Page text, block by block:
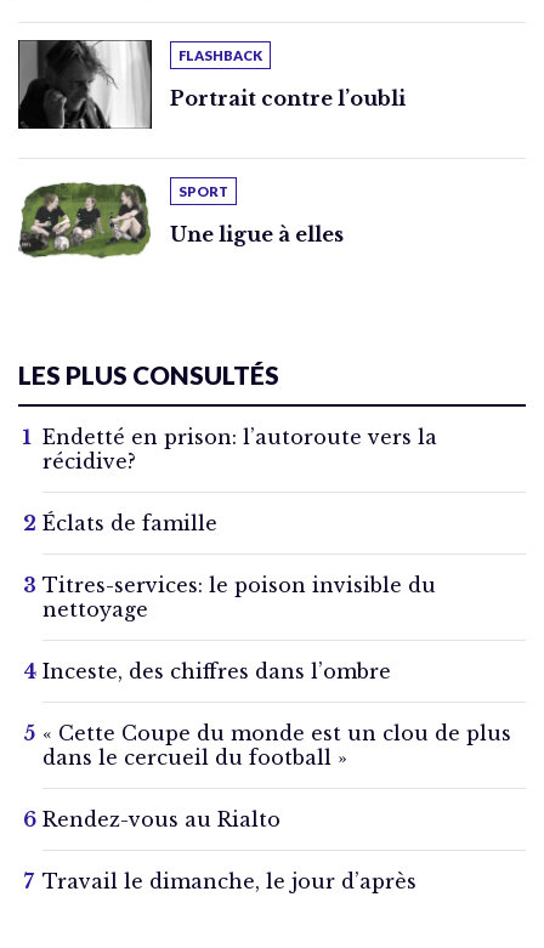
FLASHBACK
Portrait contre l’oubli
SPORT
Une ligue à elles
LES PLUS CONSULTÉS
Endetté en prison: l’autoroute vers la
récidive?
Éclats de famille
Titres-services: le poison invisible du
nettoyage
Inceste, des chiffres dans l’ombre
« Cette Coupe du monde est un clou de plus
dans le cercueil du football »
Rendez-vous au Rialto
Travail le dimanche, le jour d’après